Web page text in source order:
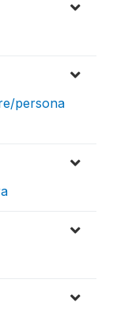
persona